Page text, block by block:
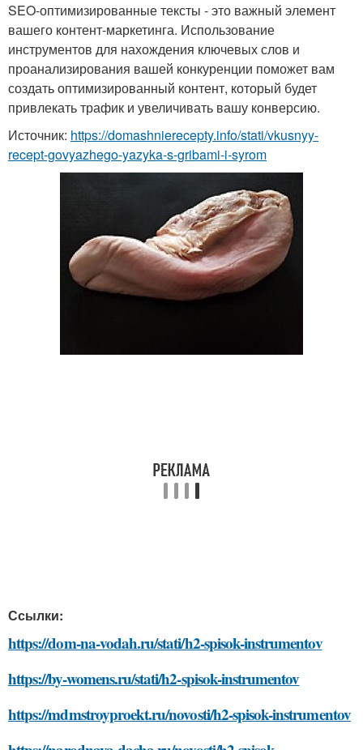
SEO-оптимизированные тексты - это важный элемент
вашего контент-маркетинга. Использование
инструментов для нахождения ключевых слов и
проанализирования вашей конкуренции поможет вам
создать оптимизированный контент, который будет
привлекать трафик и увеличивать вашу конверсию.
Источник: https://domashnierecepty.info/stati/vkusnyy-
recept-govyazhego-yazyka-s-gribami-i-syrom
Ссылки:
https://dom-na-vodah.ru/stati/h2-spisok-instrumentov
https://by-womens.ru/stati/h2-spisok-instrumentov
https://mdmstroyproekt.ru/novosti/h2-spisok-instrumentov